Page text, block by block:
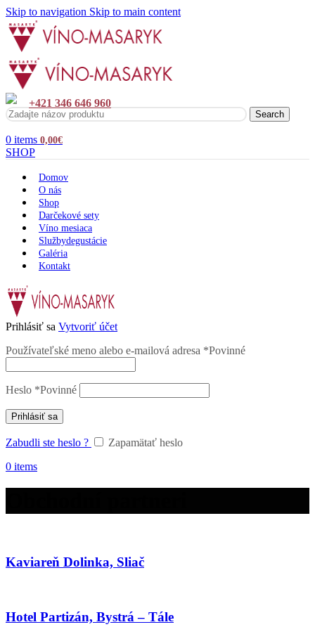
Skip to navigation Skip to main content
+421 346 646 960
Search
0 items 0,00€
SHOP
Domov
O nás
Shop
Darčekové sety
Víno mesiaca
Službydegustácie
Galéria
Kontakt
Prihlásiť sa Vytvoriť účet
Používateľské meno alebo e-mailová adresa *Povinné
Heslo *Povinné
Prihlásiť sa
Zabudli ste heslo ?
Zapamätať heslo
0 items
Kaviareň Dolinka, Sliač
Hotel Partizán, Bystrá – Tále